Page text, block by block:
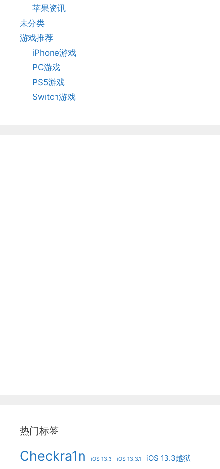
苹果资讯
未分类
游戏推荐
iPhone游戏
PC游戏
PS5游戏
Switch游戏
热门标签
Checkra1n iOS 13.3 iOS 13.3.1 iOS 13.3越狱